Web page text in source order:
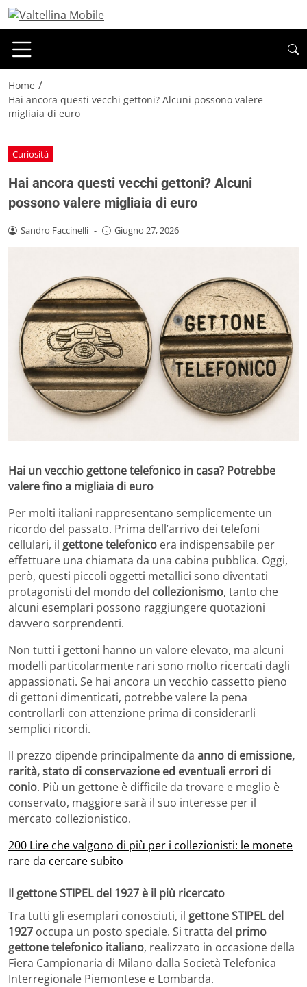
Home /
Hai ancora questi vecchi gettoni? Alcuni possono valere
migliaia di euro
Curiosità
Hai ancora questi vecchi gettoni? Alcuni
possono valere migliaia di euro
Sandro Faccinelli - Giugno 27, 2026
Hai un vecchio gettone telefonico in casa? Potrebbe
valere fino a migliaia di euro
Per molti italiani rappresentano semplicemente un
ricordo del passato. Prima dell’arrivo dei telefoni
cellulari, il gettone telefonico era indispensabile per
effettuare una chiamata da una cabina pubblica. Oggi,
però, questi piccoli oggetti metallici sono diventati
protagonisti del mondo del collezionismo, tanto che
alcuni esemplari possono raggiungere quotazioni
davvero sorprendenti.
Non tutti i gettoni hanno un valore elevato, ma alcuni
modelli particolarmente rari sono molto ricercati dagli
appassionati. Se hai ancora un vecchio cassetto pieno
di gettoni dimenticati, potrebbe valere la pena
controllarli con attenzione prima di considerarli
semplici ricordi.
Il prezzo dipende principalmente da anno di emissione,
rarità, stato di conservazione ed eventuali errori di
conio. Più un gettone è difficile da trovare e meglio è
conservato, maggiore sarà il suo interesse per il
mercato collezionistico.
200 Lire che valgono di più per i collezionisti: le monete
rare da cercare subito
Il gettone STIPEL del 1927 è il più ricercato
Tra tutti gli esemplari conosciuti, il gettone STIPEL del
1927 occupa un posto speciale. Si tratta del primo
gettone telefonico italiano, realizzato in occasione della
Fiera Campionaria di Milano dalla Società Telefonica
Interregionale Piemontese e Lombarda.